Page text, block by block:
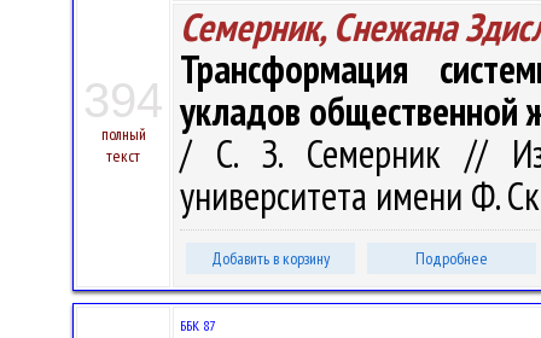
394
полный
текст
Семерник, Снежана
Трансформация
укладов общественной
/ С. З. Семерник //
университета имени Ф.
Добавить в корзину Подробнее
ББК 87